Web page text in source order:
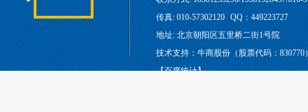
传真: 010-57302120 QQ：449223727
地址: 北京朝阳区五里桥二街1号院
技术支持：牛商股份（股票代码：830770
【百度统计】